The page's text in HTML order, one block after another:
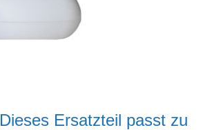
Dieses Ersatzteil passt zu